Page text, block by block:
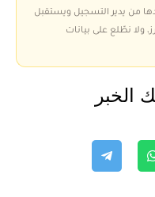
من يدير التسجيل ويستقبل
ولا نطّلع على بيانات
الخبر